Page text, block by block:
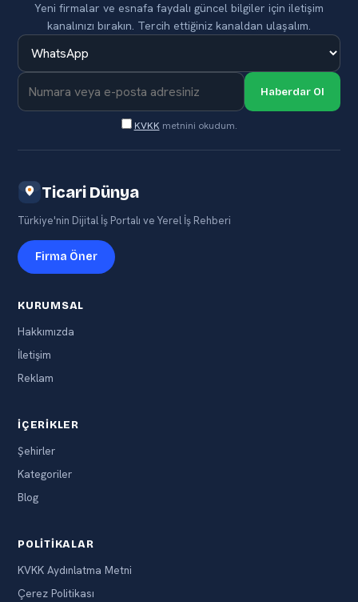
Yeni firmalar ve esnafa faydalı güncel bilgiler için iletişim
kanalınızı bırakın. Tercih ettiğiniz kanaldan ulaşalım.
Haberdar Ol
KVKK metnini okudum.
Ticari Dünya
Türkiye'nin Dijital İş Portalı ve Yerel İş Rehberi
Firma Öner
KURUMSAL
Hakkımızda
İletişim
Reklam
İÇERIKLER
Şehirler
Kategoriler
Blog
POLITIKALAR
KVKK Aydınlatma Metni
Çerez Politikası